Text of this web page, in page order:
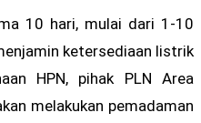
10 hari, mulai dari 1-10
ketersediaan listrik
HPN, pihak PLN Area
melakukan pemadaman